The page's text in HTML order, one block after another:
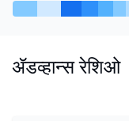
ॲडव्हान्स रेशिओ